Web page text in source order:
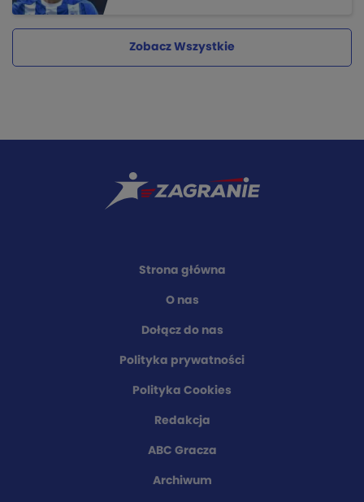
Zobacz Wszystkie
Strona główna
O nas
Dołącz do nas
Polityka prywatności
Polityka Cookies
Redakcja
ABC Gracza
Archiwum